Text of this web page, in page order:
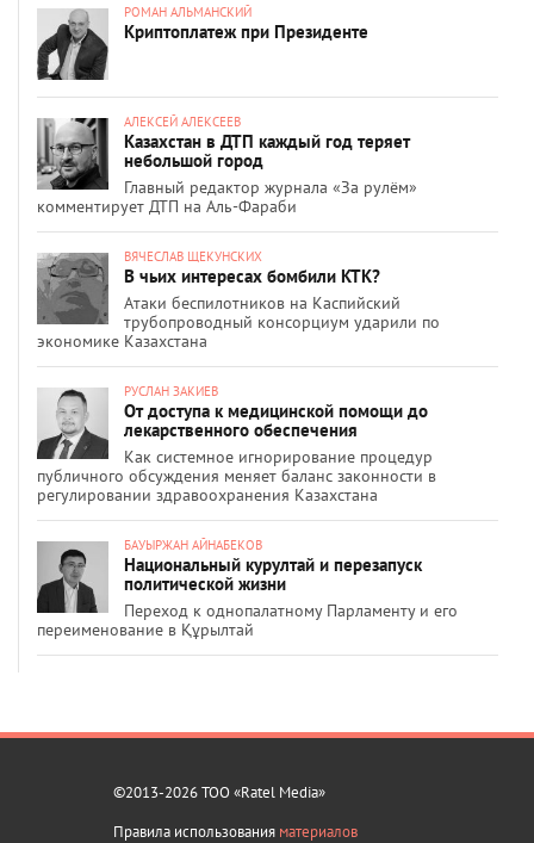
РОМАН АЛЬМАНСКИЙ
Криптоплатеж при Президенте
АЛЕКСЕЙ АЛЕКСЕЕВ
Казахстан в ДТП каждый год теряет
небольшой город
Главный редактор журнала «За рулём»
комментирует ДТП на Аль-Фараби
ВЯЧЕСЛАВ ЩЕКУНСКИХ
В чьих интересах бомбили КТК?
Атаки беспилотников на Каспийский
трубопроводный консорциум ударили по
экономике Казахстана
РУСЛАН ЗАКИЕВ
От доступа к медицинской помощи до
лекарственного обеспечения
Как системное игнорирование процедур
публичного обсуждения меняет баланс законности в
регулировании здравоохранения Казахстана
БАУЫРЖАН АЙНАБЕКОВ
Национальный курултай и перезапуск
политической жизни
Переход к однопалатному Парламенту и его
переименование в Құрылтай
©2013-2026 ТОО «Ratel Media»
Правила использования материалов